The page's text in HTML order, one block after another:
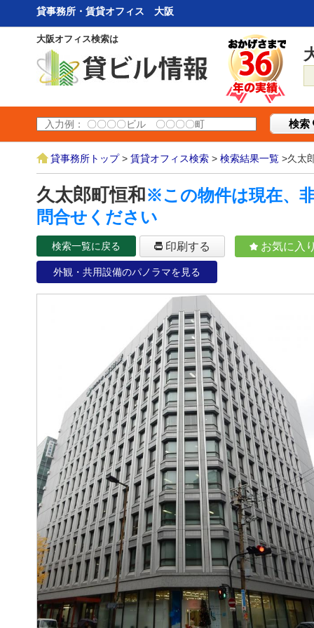
貸事務所・賃貸オフィス 大阪
大阪オフィス検索は
検索
貸事務所トップ> 賃貸オフィス検索 > 検索結果一覧 >久太
久太郎町恒和※この物件は現在、
問合せください
検索一覧に戻る 印刷する お気に入
外観・共用設備のパノラマを見る